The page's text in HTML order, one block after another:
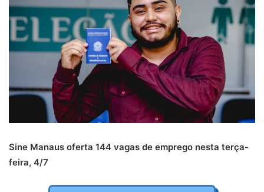
Sine Manaus oferta 144 vagas de emprego nesta terça-
feira, 4/7